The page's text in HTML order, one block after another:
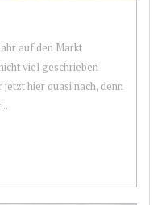
auf den Markt
viel geschrieben
hier quasi nach, denn